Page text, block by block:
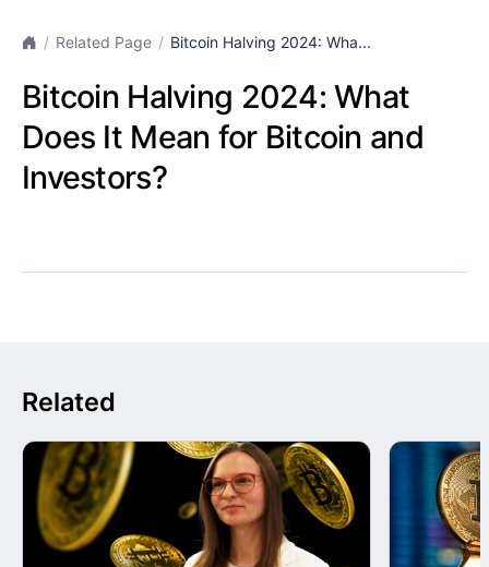
Related Page Bitcoin Halving 2024: Wha...
Bitcoin Halving 2024: What
Does It Mean for Bitcoin and
Investors?
Related